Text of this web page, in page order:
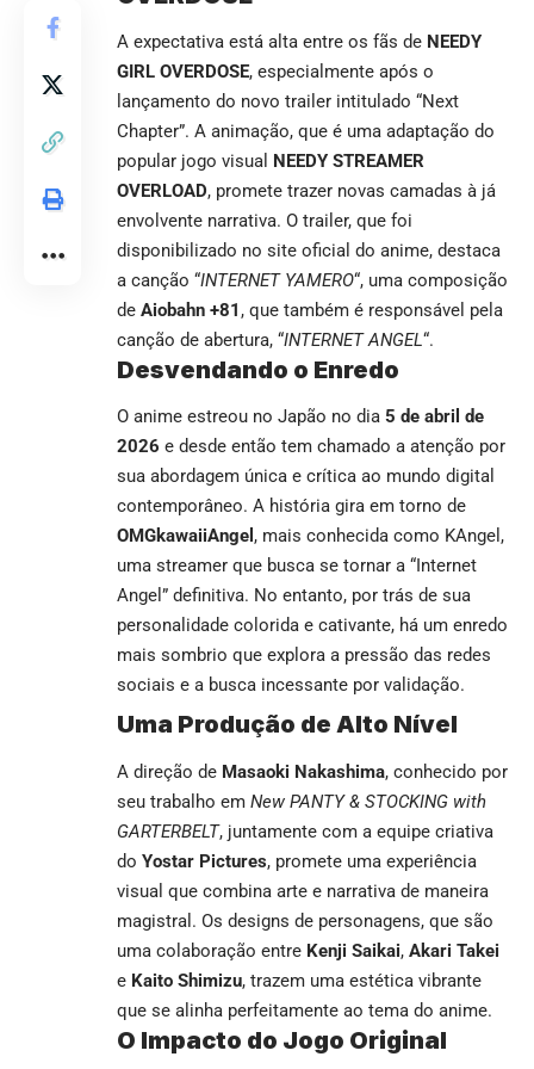
A expectativa está alta entre os fãs de NEEDY
GIRL OVERDOSE, especialmente após o
lançamento do novo trailer intitulado “Next
Chapter”. A animação, que é uma adaptação do
popular jogo visual NEEDY STREAMER
OVERLOAD, promete trazer novas camadas à já
envolvente narrativa. O trailer, que foi
disponibilizado no site oficial do anime, destaca
a canção “INTERNET YAMERO“, uma composição
de Aiobahn +81 , que também é responsável pela
canção de abertura, “INTERNET ANGEL“.
Desvendando o Enredo
O anime estreou no Japão no dia 5 de abril de
2026 e desde então tem chamado a atenção por
sua abordagem única e crítica ao mundo digital
contemporâneo. A história gira em torno de
OMGkawaiiAngel , mais conhecida como KAngel,
uma streamer que busca se tornar a “Internet
Angel” definitiva. No entanto, por trás de sua
personalidade colorida e cativante, há um enredo
mais sombrio que explora a pressão das redes
sociais e a busca incessante por validação.
Uma Produção de Alto Nível
A direção de Masaoki Nakashima, conhecido por
seu trabalho em New PANTY & STOCKING with
GARTERBELT, juntamente com a equipe criativa
do Yostar Pictures, promete uma experiência
visual que combina arte e narrativa de maneira
magistral. Os designs de personagens, que são
uma colaboração entre Kenji Saikai, Akari Takei
e Kaito Shimizu, trazem uma estética vibrante
que se alinha perfeitamente ao tema do anime.
O Impacto do Jogo Original